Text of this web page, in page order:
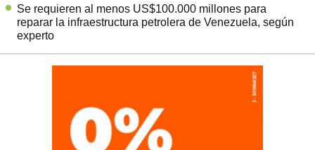
Se requieren al menos US$100.000 millones para
reparar la infraestructura petrolera de Venezuela, según
experto